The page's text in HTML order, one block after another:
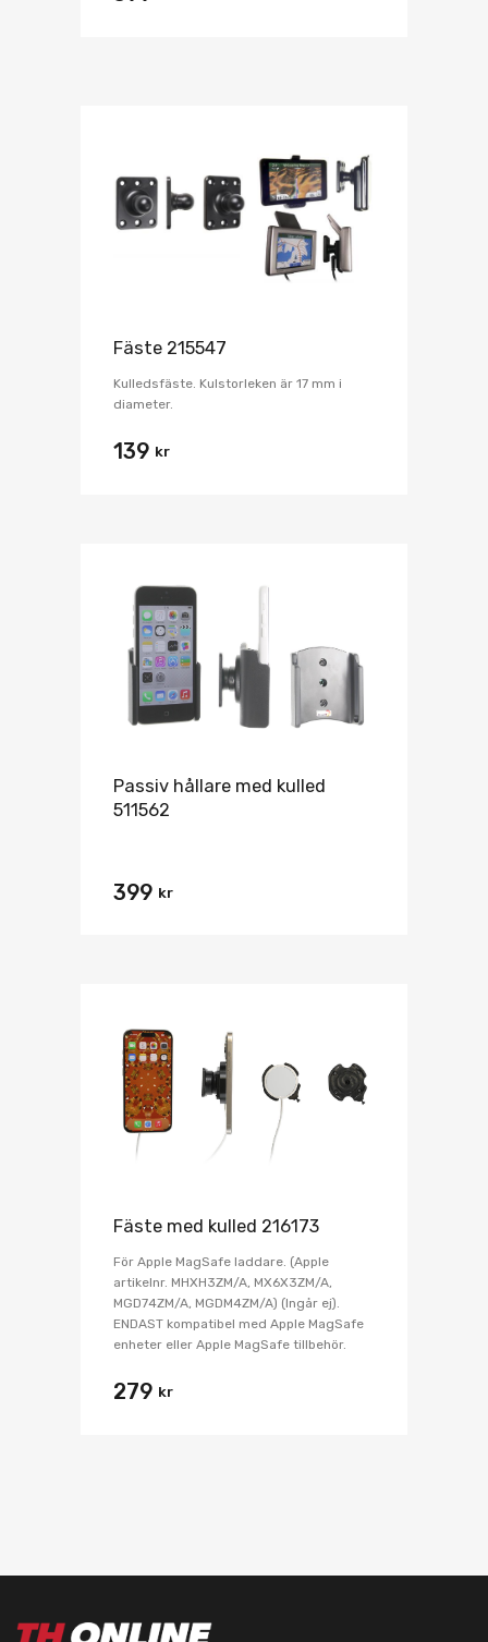
Fäste 215547
Kulledsfäste. Kulstorleken är 17 mm i
diameter.
139 kr
Passiv hållare med kulled
511562
399 kr
Fäste med kulled 216173
För Apple MagSafe laddare. (Apple
artikelnr. MHXH3ZM/A, MX6X3ZM/A,
MGD74ZM/A, MGDM4ZM/A) (Ingår ej).
ENDAST kompatibel med Apple MagSafe
enheter eller Apple MagSafe tillbehör.
279 kr